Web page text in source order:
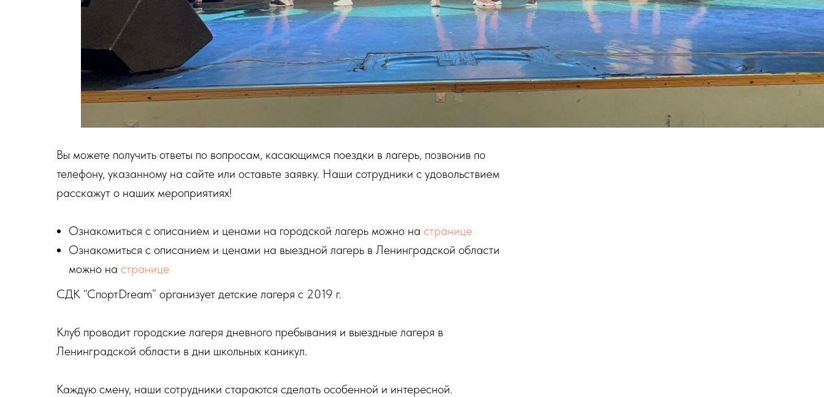
Вы можете получить ответы по вопросам, касающимся поездки в лагерь, позвонив по
телефону, указанному на сайте или оставьте заявку. Наши сотрудники с удовольствием
расскажут о наших мероприятиях!
Ознакомиться с описанием и ценами на городской лагерь можно на странице
Ознакомиться с описанием и ценами на выездной лагерь в Ленинградской области
можно на странице
СДК “СпортDream” организует детские лагеря с 2019 г.
Клуб проводит городские лагеря дневного пребывания и выездные лагеря в
Ленинградской области в дни школьных каникул.
Каждую смену, наши сотрудники стараются сделать особенной и интересной.